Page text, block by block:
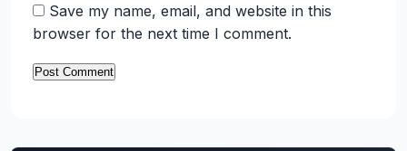
Save my name, email, and website in this
browser for the next time I comment.